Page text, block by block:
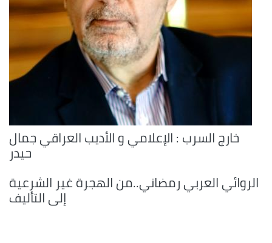
خارج السرب : الإعلامي و الأديب العراقي جمال
حيدر
الروائي العربي رمضاني..من الهجرة غير الشرعية
إلى التأليف